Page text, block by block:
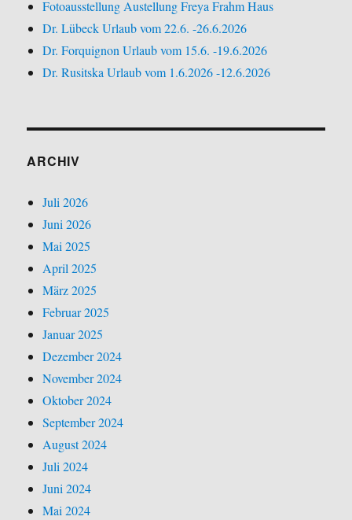
Fotoausstellung Austellung Freya Frahm Haus
Dr. Lübeck Urlaub vom 22.6. -26.6.2026
Dr. Forquignon Urlaub vom 15.6. -19.6.2026
Dr. Rusitska Urlaub vom 1.6.2026 -12.6.2026
ARCHIV
Juli 2026
Juni 2026
Mai 2025
April 2025
März 2025
Februar 2025
Januar 2025
Dezember 2024
November 2024
Oktober 2024
September 2024
August 2024
Juli 2024
Juni 2024
Mai 2024